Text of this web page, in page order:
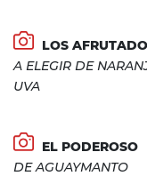
LOS
A ELEGIR DE
UVA
EL PODEROSO
DE AGUAYMANTO